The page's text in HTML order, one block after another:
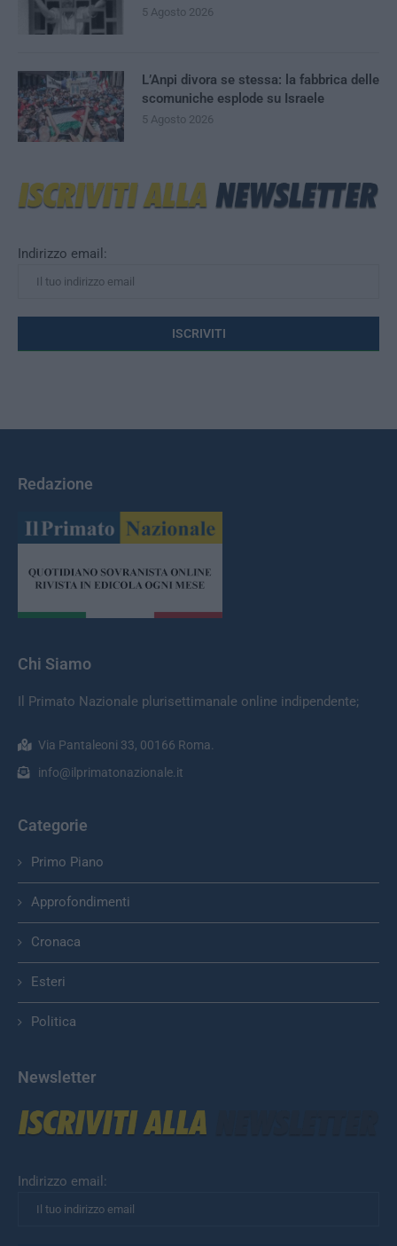
Indirizzo email:
5 Agosto 2026
L’Anpi divora se stessa: la fabbrica delle
scomuniche esplode su Israele
5 Agosto 2026
Redazione
Chi Siamo
Il Primato Nazionale plurisettimanale online indipendente;
Via Pantaleoni 33, 00166 Roma.
info@ilprimatonazionale.it
Categorie
Primo Piano
Approfondimenti
Cronaca
Esteri
Politica
Newsletter
Indirizzo email: